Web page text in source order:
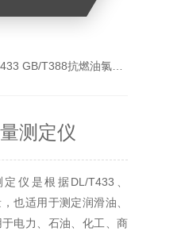
T388抗燃油氯含量测定仪
测定仪
仪是根据DL/T433、
也适用于测定润滑油、
电力、石油、化工、商